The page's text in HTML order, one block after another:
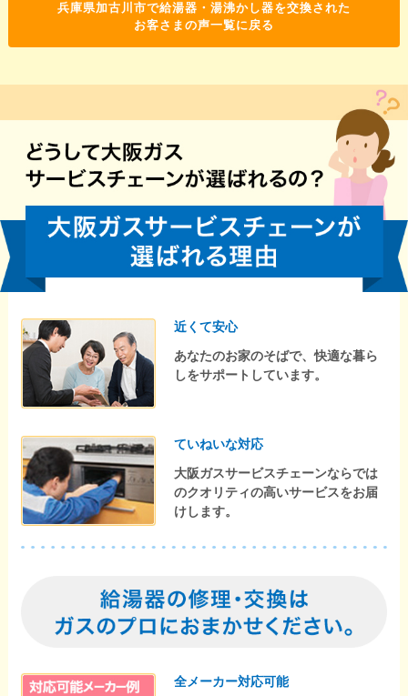
兵庫県加古川市で給湯器・湯沸かし器を交換された
お客さまの声一覧に戻る
近くて安心
あなたのお家のそばで、快適な暮ら
しをサポートしています。
ていねいな対応
大阪ガスサービスチェーンならでは
のクオリティの高いサービスをお届
けします。
全メーカー対応可能